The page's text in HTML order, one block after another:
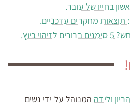
בחייו של עובר.
תוצאות מחקרים עדכניים.
ביוץ.
הריון ולידה המנוהל על ידי נשים